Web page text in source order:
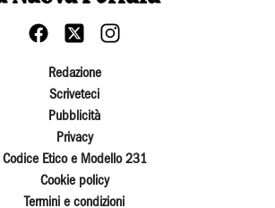
Redazione
Scriveteci
Pubblicità
Privacy
Codice Etico e Modello 231
Cookie policy
Termini e condizioni